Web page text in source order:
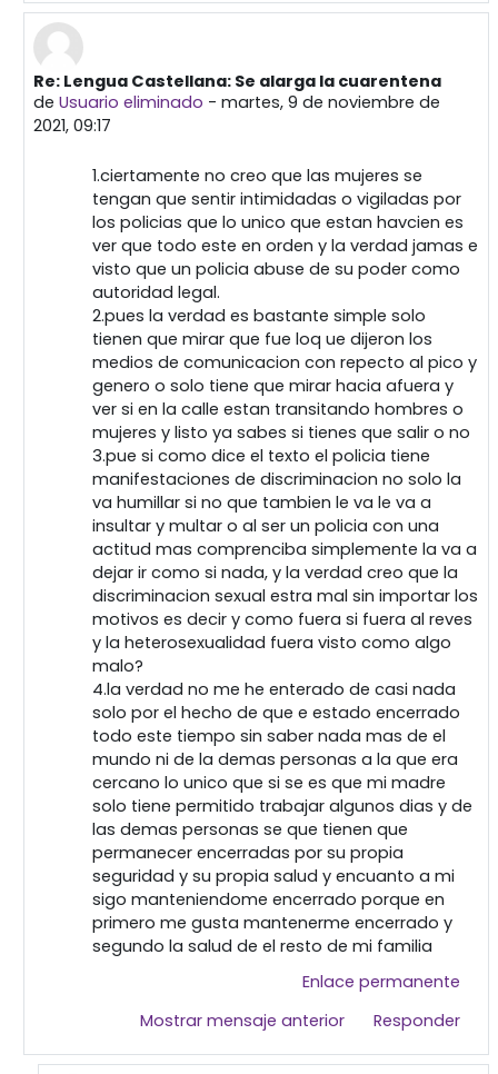
En respuesta a Primera publicación
Re: Lengua Castellana: Se alarga la cuarentena
de Usuario eliminado - martes, 9 de noviembre de
2021, 09:17
1.ciertamente no creo que las mujeres se
tengan que sentir intimidadas o vigiladas por
los policias que lo unico que estan havcien es
ver que todo este en orden y la verdad jamas e
visto que un policia abuse de su poder como
autoridad legal.
2.pues la verdad es bastante simple solo
tienen que mirar que fue loq ue dijeron los
medios de comunicacion con repecto al pico y
genero o solo tiene que mirar hacia afuera y
ver si en la calle estan transitando hombres o
mujeres y listo ya sabes si tienes que salir o no
3.pue si como dice el texto el policia tiene
manifestaciones de discriminacion no solo la
va humillar si no que tambien le va le va a
insultar y multar o al ser un policia con una
actitud mas comprenciba simplemente la va a
dejar ir como si nada, y la verdad creo que la
discriminacion sexual estra mal sin importar los
motivos es decir y como fuera si fuera al reves
y la heterosexualidad fuera visto como algo
malo?
4.la verdad no me he enterado de casi nada
solo por el hecho de que e estado encerrado
todo este tiempo sin saber nada mas de el
mundo ni de la demas personas a la que era
cercano lo unico que si se es que mi madre
solo tiene permitido trabajar algunos dias y de
las demas personas se que tienen que
permanecer encerradas por su propia
seguridad y su propia salud y encuanto a mi
sigo manteniendome encerrado porque en
primero me gusta mantenerme encerrado y
segundo la salud de el resto de mi familia
Enlace permanente
Mostrar mensaje anterior
Responder